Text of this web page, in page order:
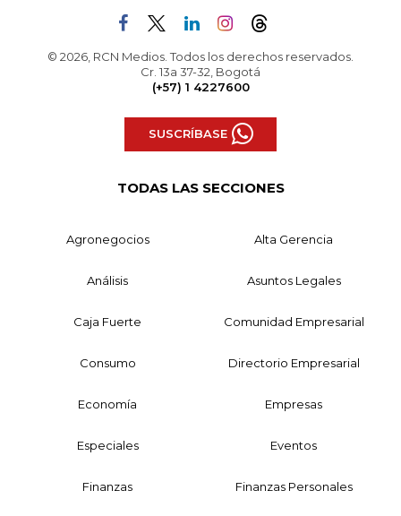
© 2026, RCN Medios. Todos los derechos reservados.
Cr. 13a 37-32, Bogotá
(+57) 1 4227600
SUSCRÍBASE
TODAS LAS SECCIONES
Agronegocios Alta Gerencia
Análisis Asuntos Legales
Caja Fuerte Comunidad Empresarial
Consumo Directorio Empresarial
Economía Empresas
Especiales Eventos
Finanzas Finanzas Personales